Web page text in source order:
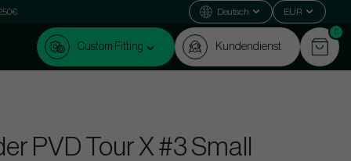
Deutsch EUR
Custom Fitting Kundendienst
0
PVD Tour X #3 Small